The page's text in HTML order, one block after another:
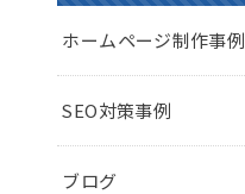
ホームページ制作事例
SEO対策事例
ブログ